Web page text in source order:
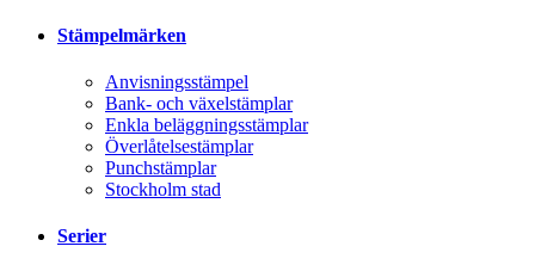
Stämpelmärken
Anvisningsstämpel
Bank- och växelstämplar
Enkla beläggningsstämplar
Överlåtelsestämplar
Punchstämplar
Stockholm stad
Serier